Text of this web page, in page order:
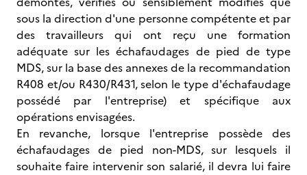
sous la direction d'une personne compétente et par
des travailleurs qui ont reçu une formation
adéquate sur les échafaudages de pied de type
MDS, sur la base des annexes de la recommandation
R408 et/ou R430/R431, selon le type d'échafaudage
possédé par l'entreprise) et spécifique aux
opérations envisagées.
En revanche, lorsque l'entreprise possède des
échafaudages de pied non-MDS, sur lesquels il
souhaite faire intervenir son salarié, il devra lui faire